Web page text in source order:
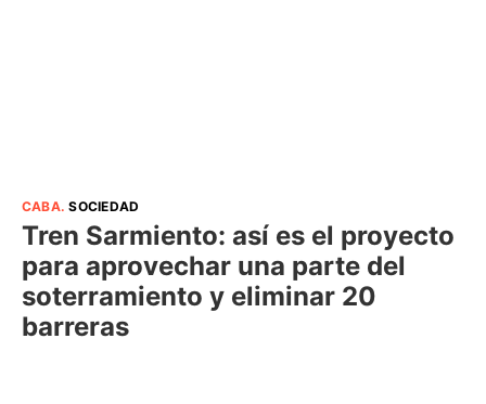
CABA.SOCIEDAD
Tren Sarmiento: así es el proyecto
para aprovechar una parte del
soterramiento y eliminar 20
barreras